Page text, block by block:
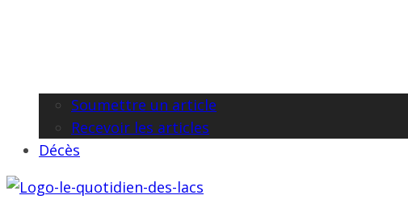
Soumettre un article
Recevoir les articles
Décès